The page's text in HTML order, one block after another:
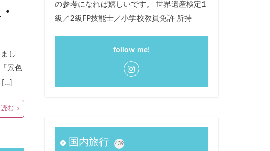
し
景色
[…]
む
の参考になれば嬉しいです。 世界遺産検定1
級／2級FP技能士／小学校教員免許 所持
follow me!
国内旅行 439